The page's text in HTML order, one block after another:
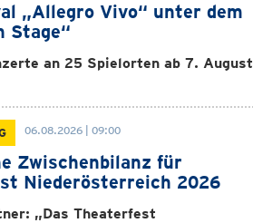
„Allegro Vivo“ unter dem
Stage“
an 25 Spielorten ab 7. August
06.08.2026 | 09:00
Zwischenbilanz für
Niederösterreich 2026
„Das Theaterfest